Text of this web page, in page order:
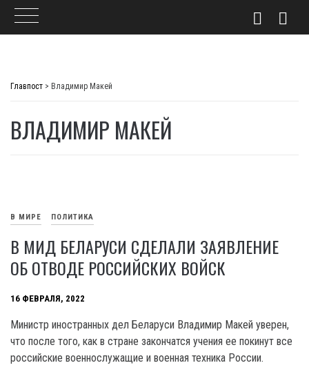
Главпост > Владимир Макей
ВЛАДИМИР МАКЕЙ
В МИРЕ ПОЛИТИКА
В МИД БЕЛАРУСИ СДЕЛАЛИ ЗАЯВЛЕНИЕ
ОБ ОТВОДЕ РОССИЙСКИХ ВОЙСК
16 ФЕВРАЛЯ, 2022
Министр иностранных дел Беларуси Владимир Макей уверен,
что после того, как в стране закончатся учения ее покинут все
российские военнослужащие и военная техника России.